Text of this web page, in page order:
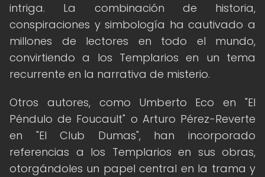
intriga. La combinación de historia,
conspiraciones y simbología ha cautivado a
millones de lectores en todo el mundo,
convirtiendo a los Templarios en un tema
recurrente en la narrativa de misterio.
Otros autores, como Umberto Eco en "El
Péndulo de Foucault" o Arturo Pérez-Reverte
en "El Club Dumas", han incorporado
referencias a los Templarios en sus obras,
otorgándoles un papel central en la trama y